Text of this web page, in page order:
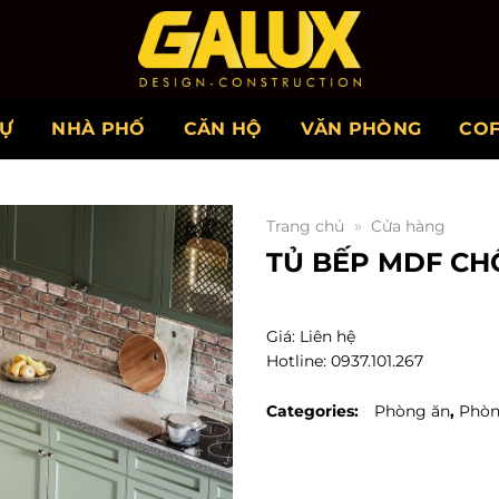
NHÀ PHỐ CĂN HỘ VĂN PHÒNG
Trang chủ » Cửa hàng
TỦ BẾP MDF
Giá: Liên hệ
Hotline: 0937.101.267
Categories: Phòng ăn,